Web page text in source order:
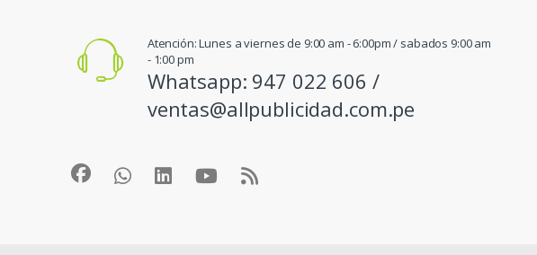
Atención: Lunes a viernes de 9:00 am - 6:00pm / sabados 9:00 am
- 1:00 pm
Whatsapp: 947 022 606 /
ventas@allpublicidad.com.pe